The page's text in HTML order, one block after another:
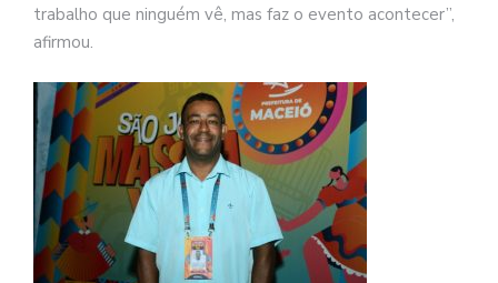
trabalho que ninguém vê, mas faz o evento acontecer”,
afirmou.